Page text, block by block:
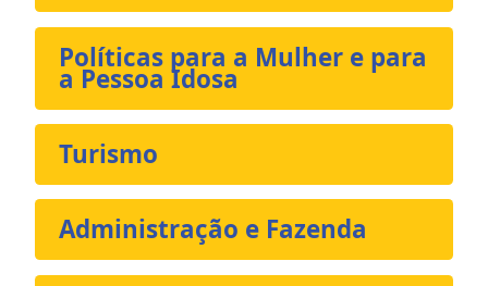
Políticas para a Mulher e para
a Pessoa Idosa
Turismo
Administração e Fazenda